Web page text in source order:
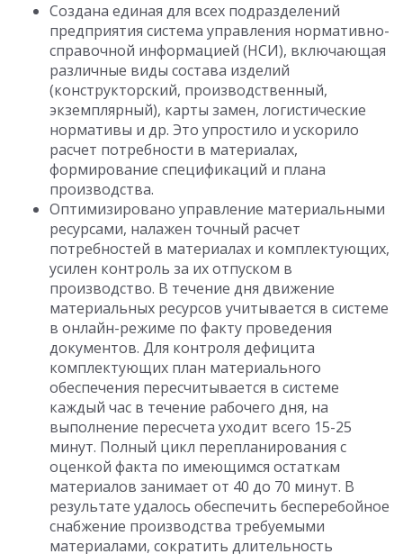
Создана единая для всех подразделений
предприятия система управления нормативно-
справочной информацией (НСИ), включающая
различные виды состава изделий
(конструкторский, производственный,
экземплярный), карты замен, логистические
нормативы и др. Это упростило и ускорило
расчет потребности в материалах,
формирование спецификаций и плана
производства.
Оптимизировано управление материальными
ресурсами, налажен точный расчет
потребностей в материалах и комплектующих,
усилен контроль за их отпуском в
производство. В течение дня движение
материальных ресурсов учитывается в системе
в онлайн-режиме по факту проведения
документов. Для контроля дефицита
комплектующих план материального
обеспечения пересчитывается в системе
каждый час в течение рабочего дня, на
выполнение пересчета уходит всего 15-25
минут. Полный цикл перепланирования с
оценкой факта по имеющимся остаткам
материалов занимает от 40 до 70 минут. В
результате удалось обеспечить бесперебойное
снабжение производства требуемыми
материалами, сократить длительность